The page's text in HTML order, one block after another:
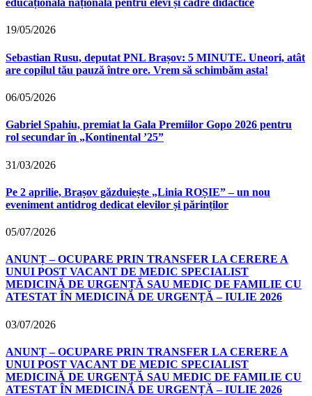
educațională națională pentru elevi și cadre didactice
19/05/2026
Sebastian Rusu, deputat PNL Brașov: 5 MINUTE. Uneori, atât
are copilul tău pauză între ore. Vrem să schimbăm asta!
06/05/2026
Gabriel Spahiu, premiat la Gala Premiilor Gopo 2026 pentru
rol secundar în „Kontinental ’25”
31/03/2026
Pe 2 aprilie, Brașov găzduiește „Linia ROȘIE” – un nou
eveniment antidrog dedicat elevilor și părinților
05/07/2026
ANUNȚ – OCUPARE PRIN TRANSFER LA CERERE A
UNUI POST VACANT DE MEDIC SPECIALIST
MEDICINĂ DE URGENȚĂ SAU MEDIC DE FAMILIE CU
ATESTAT ÎN MEDICINĂ DE URGENȚĂ – IULIE 2026
03/07/2026
ANUNȚ – OCUPARE PRIN TRANSFER LA CERERE A
UNUI POST VACANT DE MEDIC SPECIALIST
MEDICINĂ DE URGENȚĂ SAU MEDIC DE FAMILIE CU
ATESTAT ÎN MEDICINĂ DE URGENȚĂ – IULIE 2026